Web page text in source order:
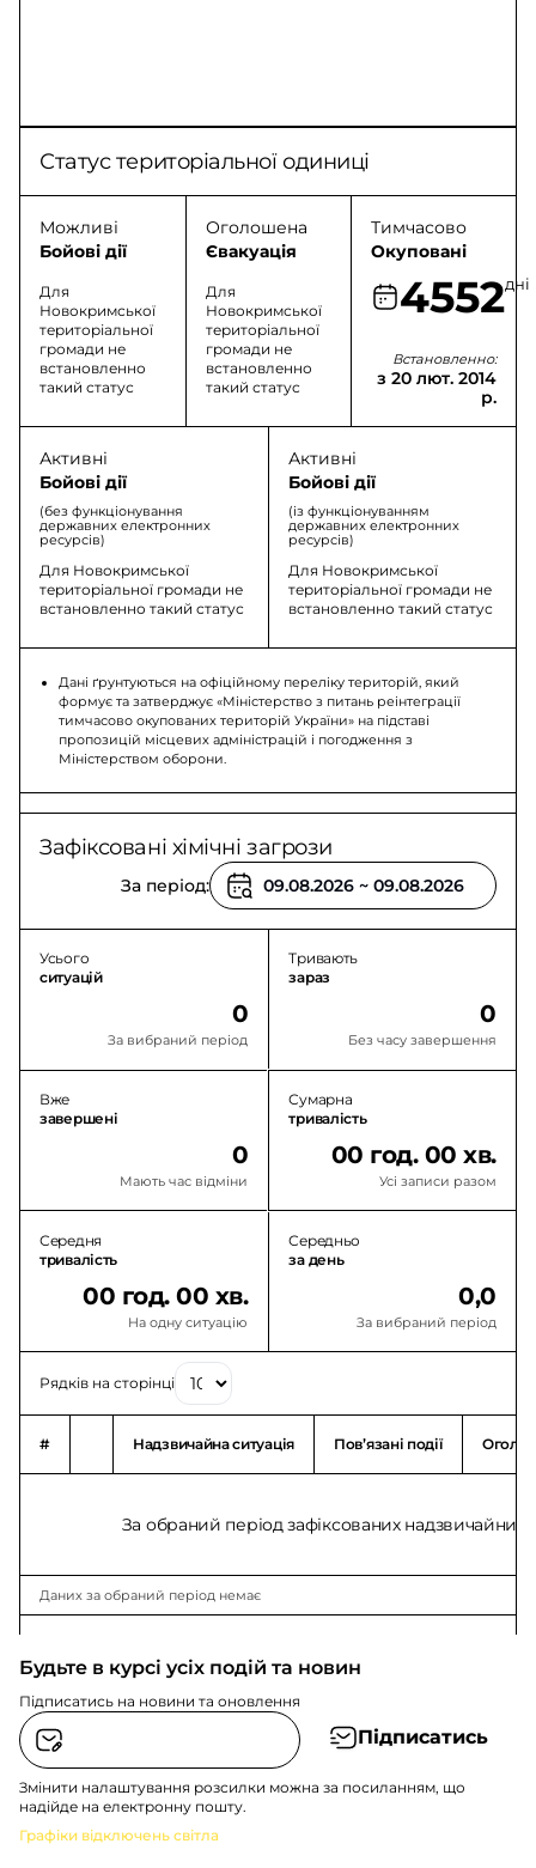
Статус територіальної одиниці
Можливі
Бойові дії
Для
Новокримської
територіальної
громади не
встановленно
такий статус
Оголошена
Євакуація
Для
Новокримської
територіальної
громади не
встановленно
такий статус
Тимчасово
Окуповані
4552дні
Встановленно:
з 20 лют. 2014
р.
Активні
Бойові дії
(без функціонування
державних електронних
ресурсів)
Для Новокримської
територіальної громади не
встановленно такий статус
Активні
Бойові дії
(із функціонуванням
державних електронних
ресурсів)
Для Новокримської
територіальної громади не
встановленно такий статус
Дані ґрунтуються на офіційному переліку територій, який
формує та затверджує «Міністерство з питань реінтеграції
тимчасово окупованих територій України» на підставі
пропозицій місцевих адміністрацій і погодження з
Міністерством оборони.
Зафіксовані хімічні загрози
За період:
Усього
ситуацій
0
За вибраний період
Тривають
зараз
0
Без часу завершення
Вже
завершені
0
Мають час відміни
Сумарна
тривалість
00 год. 00 хв.
Усі записи разом
Середня
тривалість
00 год. 00 хв.
На одну ситуацію
Середньо
за день
0,0
За вибраний період
Рядків на сторінці
# Надзвичайна ситуація Повʼязані події
За обраний період зафіксованих надзвичайних
Даних за обраний період немає
Будьте в курсі усіх подій та новин
Підписатись на новини та оновлення
Підписатись
Змінити налаштування розсилки можна за посиланням, що
надійде на електронну пошту.
Графіки відключень світла